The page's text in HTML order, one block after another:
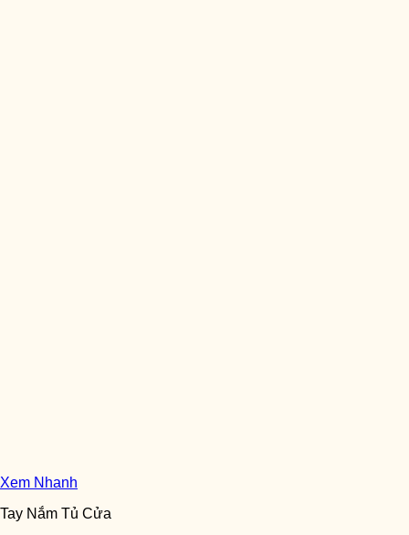
Xem Nhanh
Tay Nắm Tủ Cửa